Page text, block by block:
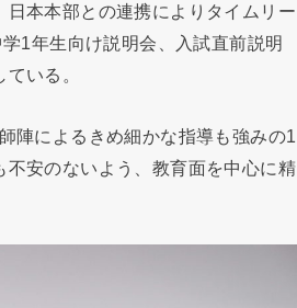
本本部との連携によりタイムリー
1年生向け説明会、入試直前説明
いる。
陣によるきめ細かな指導も強みの1
安のないよう、教育面を中心に精